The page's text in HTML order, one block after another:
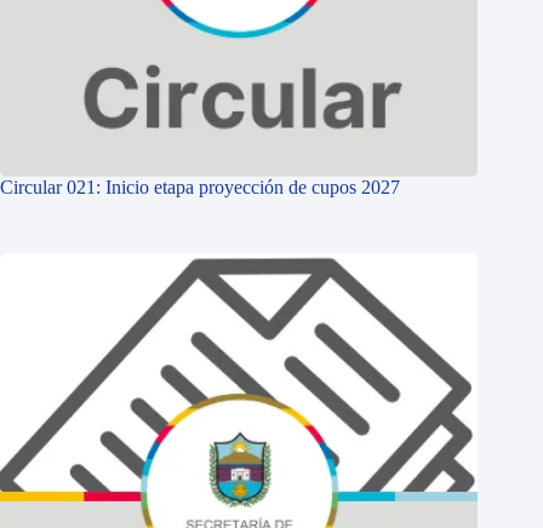
Circular 021: Inicio etapa proyección de cupos 2027